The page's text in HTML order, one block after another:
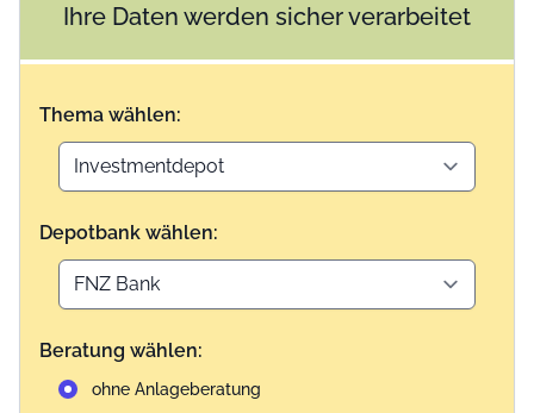
Ihre Daten werden sicher verarbeitet
Thema wählen:
Depotbank wählen:
Beratung wählen:
ohne Anlageberatung